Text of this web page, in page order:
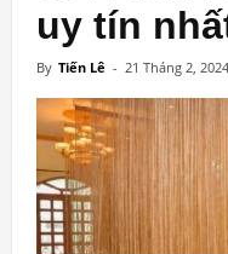
uy tín
By Tiến Lê - 21 Tháng 2, 2024